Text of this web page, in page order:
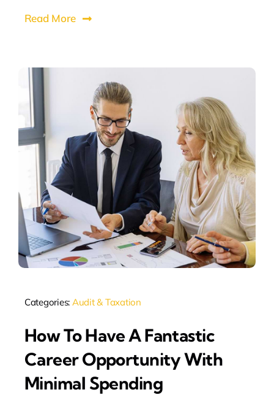
Read More
Categories: Audit & Taxation
How To Have A Fantastic
Career Opportunity With
Minimal Spending